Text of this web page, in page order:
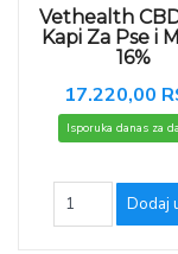
Vethealth
Kapi Za Pse i
16%
17.220,00
Isporuka danas za
Dodaj